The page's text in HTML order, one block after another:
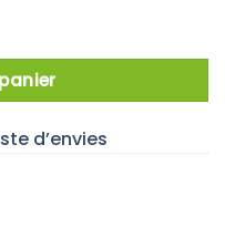
1,8L FW INS PE
d’envies